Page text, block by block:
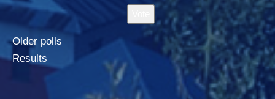
Older polls
Results